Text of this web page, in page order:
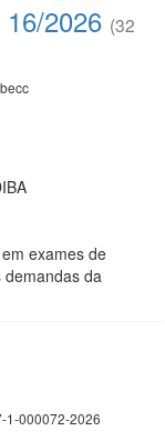
2026 (32
exames de
da
1-000072-2026